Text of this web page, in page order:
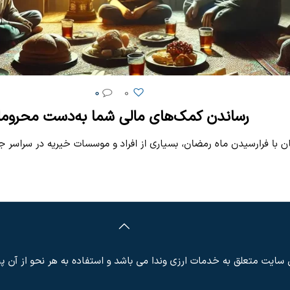
0
0
رساندن کمک‌های مالی شما به‌دست
فرارسیدن ماه رمضان، بسیاری از افراد و موسسات خیریه در
سایت متعلق به خدمات ارزی وندا می باشد و استفاده به هر نحو از آن